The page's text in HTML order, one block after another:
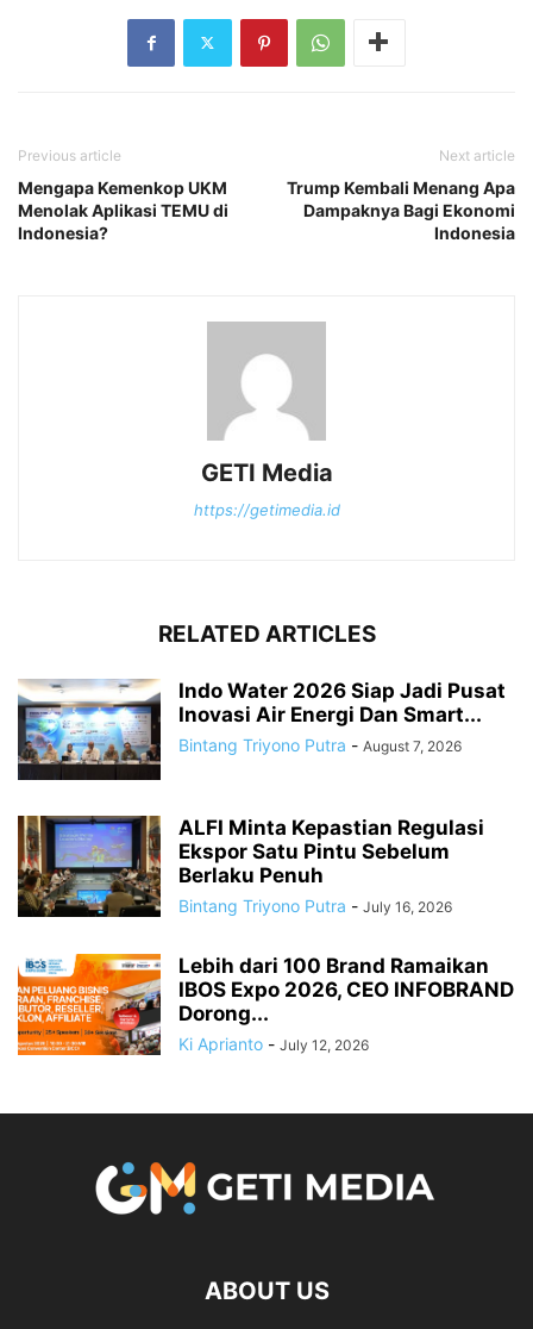
Previous article
Mengapa Kemenkop UKM
Menolak Aplikasi TEMU di
Indonesia?
Next article
Trump Kembali Menang Apa
Dampaknya Bagi Ekonomi
Indonesia
GETI Media
https://getimedia.id
RELATED ARTICLES
Indo Water 2026 Siap Jadi Pusat
Inovasi Air Energi Dan Smart...
Bintang Triyono Putra - August 7, 2026
ALFI Minta Kepastian Regulasi
Ekspor Satu Pintu Sebelum
Berlaku Penuh
Bintang Triyono Putra - July 16, 2026
Lebih dari 100 Brand Ramaikan
IBOS Expo 2026, CEO INFOBRAND
Dorong...
Ki Aprianto - July 12, 2026
ABOUT US